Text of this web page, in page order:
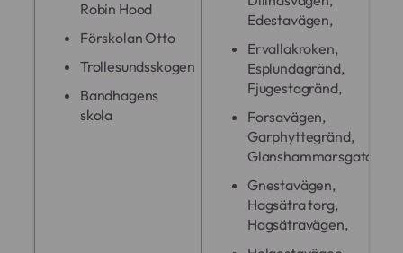
Robin Hood
Förskolan Otto
Trollesundsskogen
Bandhagens
skola
Edestavägen,
Ervallakroken,
Esplundagränd,
Fjugestagränd,
Forsavägen,
Garphyttegränd,
Glanshammarsgatan,
Gnestavägen,
Hagsätra torg,
Hagsätravägen,